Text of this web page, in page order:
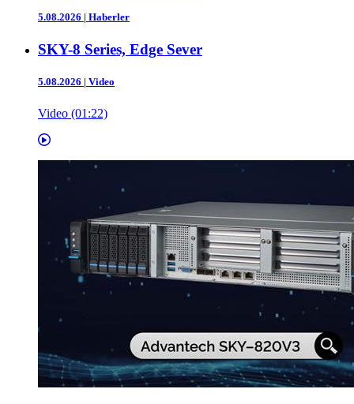
5.08.2026 | Haberler
SKY-8 Series, Edge Sever
5.08.2026 | Video
Video (01:22)